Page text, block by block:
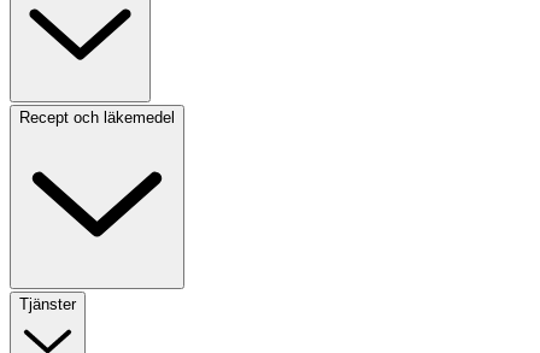
Recept och läkemedel
Tjänster